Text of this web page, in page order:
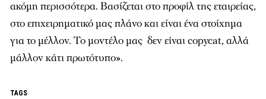
ακόμη περισσότερα. Βασίζεται στο προφίλ της εταιρείας,
στο επιχειρηματικό μας πλάνο και είναι ένα στοίχημα
για το μέλλον. Το μοντέλο μας δεν είναι copycat, αλλά
μάλλον κάτι πρωτότυπο».
TAGS